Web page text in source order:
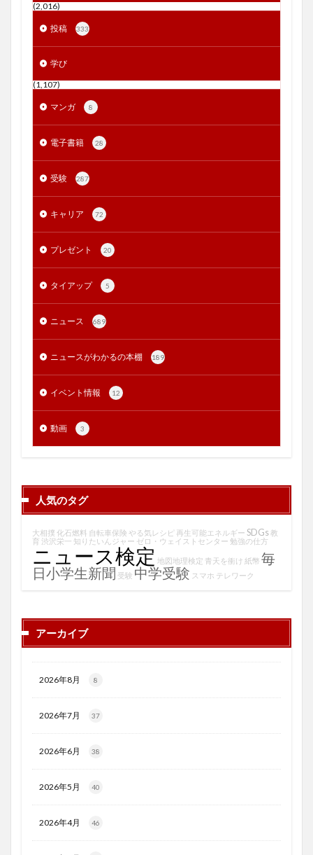
(2,016)
投稿 333
学び
(1,107)
マンガ 8
電子書籍 28
受験 287
キャリア 72
プレゼント 20
タイアップ 5
ニュース 689
ニュースがわかるの本棚 189
イベント情報 12
動画 3
人気のタグ
大相撲 化石燃料 自転車保険 やる気レシピ 再生可能エネルギー SDGs教
育 渋沢栄一 知りたいんジャー ゼロ・ウェイストセンター 勉強の仕方
ニュース検定 地図地理検定 青天を衝け 紙幣 毎
日小学生新聞 受験 中学受験 スマホ テレワーク
アーカイブ
2026年8月 8
2026年7月 37
2026年6月 38
2026年5月 40
2026年4月 46